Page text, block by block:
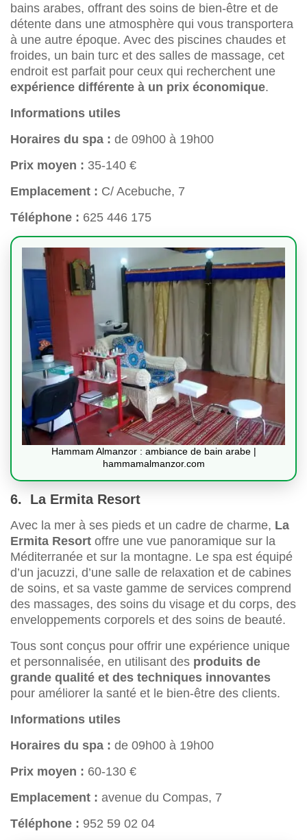
bains arabes, offrant des soins de bien-être et de
détente dans une atmosphère qui vous transportera
à une autre époque. Avec des piscines chaudes et
froides, un bain turc et des salles de massage, cet
endroit est parfait pour ceux qui recherchent une
expérience différente à un prix économique.
Informations utiles
Horaires du spa : de 09h00 à 19h00
Prix moyen : 35-140 €
Emplacement : C/ Acebuche, 7
Téléphone : 625 446 175
Hammam Almanzor : ambiance de bain arabe |
hammamalmanzor.com
6. La Ermita Resort
Avec la mer à ses pieds et un cadre de charme, La
Ermita Resort offre une vue panoramique sur la
Méditerranée et sur la montagne. Le spa est équipé
d’un jacuzzi, d’une salle de relaxation et de cabines
de soins, et sa vaste gamme de services comprend
des massages, des soins du visage et du corps, des
enveloppements corporels et des soins de beauté.
Tous sont conçus pour offrir une expérience unique
et personnalisée, en utilisant des produits de
grande qualité et des techniques innovantes
pour améliorer la santé et le bien-être des clients.
Informations utiles
Horaires du spa : de 09h00 à 19h00
Prix moyen : 60-130 €
Emplacement : avenue du Compas, 7
Téléphone : 952 59 02 04